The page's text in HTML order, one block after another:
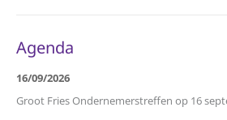
Agenda
16/09/2026
Groot Fries Ondernemerstreffen op 16